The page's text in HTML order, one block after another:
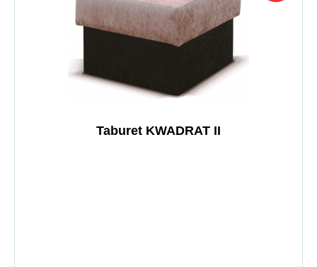
Taburet KWADRAT II